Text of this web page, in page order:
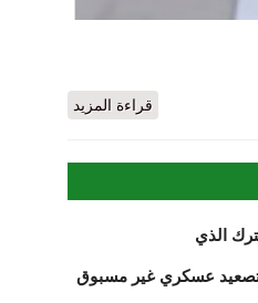
قراءة المزيد
الذي
المتحدة الأمريكية على إيران صباح اليوم 28-2-2026، في تصعيد عسكري غير مسبوق